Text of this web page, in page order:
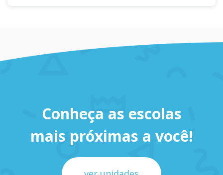
Conheça as escolas
mais próximas a você!